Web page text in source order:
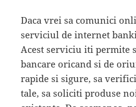
Daca vrei sa comunici
serviciul de internet
Acest serviciu iti permite
bancare oricand si de
rapide si sigure, sa
tale, sa soliciti produse